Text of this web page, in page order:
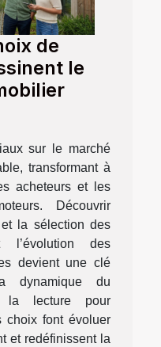
de
le
sur le marché
transformant à
acheteurs et les
Découvrir
et la sélection des
l’évolution des
devient une clé
dynamique du
la lecture pour
choix font évoluer
et redéfinissent la